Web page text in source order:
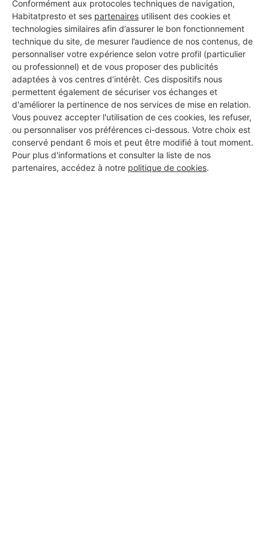
Conformément aux protocoles techniques de navigation,
Habitatpresto et ses partenaires utilisent des cookies et
technologies similaires afin d’assurer le bon fonctionnement
technique du site, de mesurer l’audience de nos contenus, de
personnaliser votre expérience selon votre profil (particulier
ou professionnel) et de vous proposer des publicités
adaptées à vos centres d’intérêt. Ces dispositifs nous
permettent également de sécuriser vos échanges et
d'améliorer la pertinence de nos services de mise en relation.
Vous pouvez accepter l'utilisation de ces cookies, les refuser,
ou personnaliser vos préférences ci-dessous. Votre choix est
conservé pendant 6 mois et peut être modifié à tout moment.
Pour plus d'informations et consulter la liste de nos
partenaires, accédez à notre politique de cookies.